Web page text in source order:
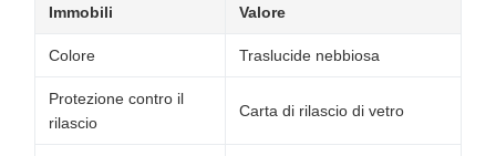
Immobili Valore
Colore Traslucide nebbiosa
Protezione contro il
rilascio
Carta di rilascio di vetro